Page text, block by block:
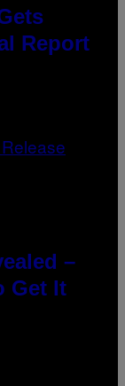
Report
–
Get It